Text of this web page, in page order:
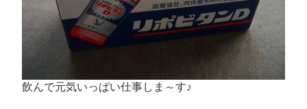
飲んで元気いっぱい仕事しま～す♪